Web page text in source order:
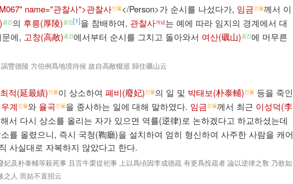
name="관찰사">관찰사인물</Person>가 순시를 나섰다가, 임금인물께서 이
공간의 후릉(厚陵)공간[1]을 참배하여, 관찰사개념는 예에 따라 임지의 경계에서 대
에, 고창(高敞)공간에서부터 순시를 그치고 돌아와서 여산(礪山)공간에 머무른
豐德陵 方伯例爲地境待候 故自高敞輟巡 歸住礪山云
적(延最績)인물이 상소하여 폐비(廢妃)인물의 일 및 박태보(朴泰輔)인물 등을 죽인
우계 인물와 율곡인물을 종사하는 일에 대해 말하였다. 임금인물께서 최근 이성덕(李
서 다시 상소를 올리는 자가 있으면 역률(逆律)로 논하겠다고 하교하셨는데
를 올렸으니, 즉시 국청(鞫廳)을 설치하여 엄히 형신하여 사주한 사람을 캐어
사실대로 자복하지 않았다고 한다.
妃及朴泰輔等殺死事 且言牛栗從祀事 上以爲頃因李成德疏 有更爲投疏者 論以逆律之敎 乃敢如
之人 而姑不直招云